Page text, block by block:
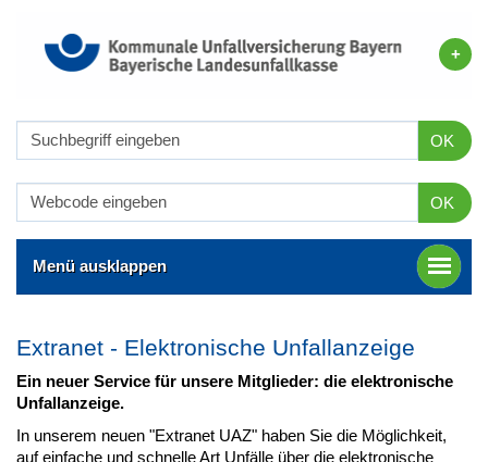
OK
OK
Menü ausklappen
Extranet - Elektronische Unfallanzeige
Ein neuer Service für unsere Mitglieder: die elektronische
Unfallanzeige.
In unserem neuen "Extranet UAZ" haben Sie die Möglichkeit,
auf einfache und schnelle Art Unfälle über die elektronische